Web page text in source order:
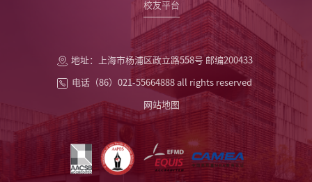
校友平台
地址：上海市杨浦区政立路558号 邮编200433
电话（86）021-55664888 all rights reserved
网站地图